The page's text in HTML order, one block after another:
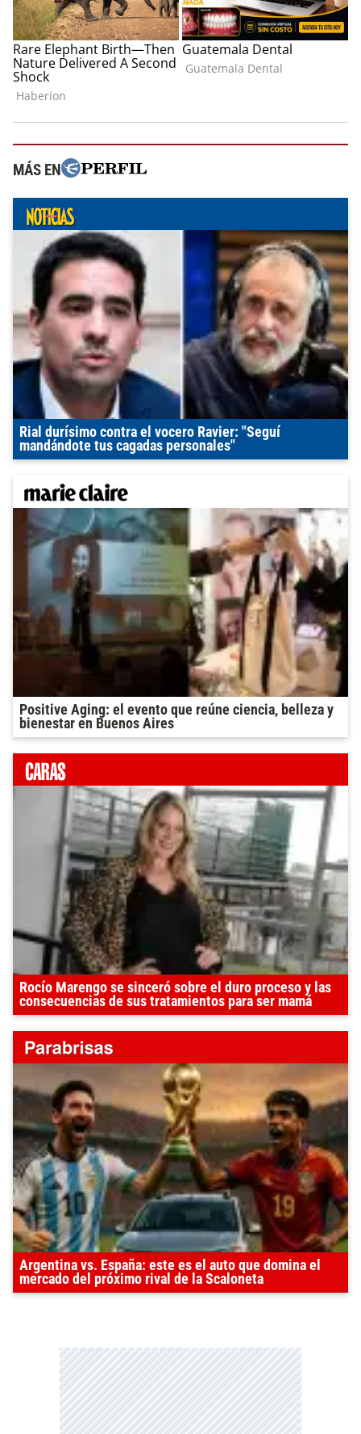
MÁS EN
Rial durísimo contra el vocero Ravier: "Seguí
mandándote tus cagadas personales"
Positive Aging: el evento que reúne ciencia, belleza y
bienestar en Buenos Aires
Rocío Marengo se sinceró sobre el duro proceso y las
consecuencias de sus tratamientos para ser mamá
Argentina vs. España: este es el auto que domina el
mercado del próximo rival de la Scaloneta